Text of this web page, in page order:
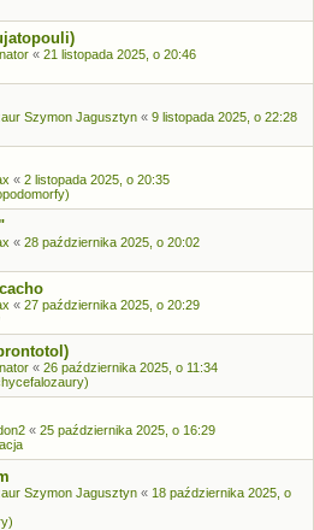
« 21 listopada 2025, o 20:46
Szymon Jagusztyn « 9 listopada 2025, o 22:28
« 2 listopada 2025, o 20:35
« 28 października 2025, o 20:02
« 27 października 2025, o 20:29
« 26 października 2025, o 11:34
« 25 października 2025, o 16:29
Szymon Jagusztyn « 18 października 2025, o